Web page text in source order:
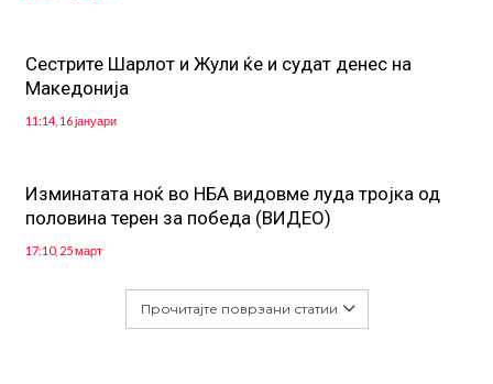
Сестрите Шарлот и Жули ќе и судат денес на
Македонија
11:14, 16 јануари
Изминатата ноќ во НБА видовме луда тројка од
половина терен за победа (ВИДЕО)
17:10, 25 март
Прочитајте поврзани статии